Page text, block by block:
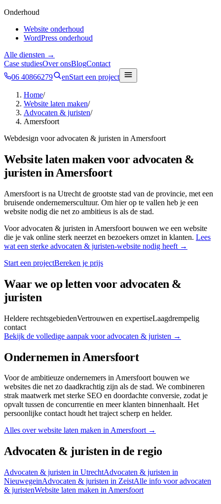
Onderhoud
Website onderhoud
WordPress onderhoud
Alle diensten →
Case studiesOver onsBlogContact
06 40866279
enStart een project
Home/
Website laten maken/
Advocaten & juristen/
Amersfoort
Webdesign vooradvocaten & juristen in Amersfoort
Website laten maken vooradvocaten &
juristen in Amersfoort
Amersfoort is na Utrecht de grootste stad van de provincie, met een
bruisende ondernemerscultuur. Om hier op te vallen heb je een
website nodig die net zo ambitieus is als de stad.
Vooradvocaten & juristen in Amersfoort bouwen we een website
die je vak online sterk neerzet en bezoekers omzet in klanten. Lees
wat een sterke advocaten & juristen-website nodig heeft →
Start een projectBereken je prijs
Waar we op letten vooradvocaten &
juristen
Heldere rechtsgebiedenVertrouwen en expertiseLaagdrempelig
contact
Bekijk de volledige aanpak vooradvocaten & juristen →
Ondernemen in Amersfoort
Voor de ambitieuze ondernemers in Amersfoort bouwen we
websites die net zo daadkrachtig zijn als de stad. We combineren
strak maatwerk met sterke SEO en doordachte conversie, zodat je
opvalt tussen de concurrentie en meer klanten binnenhaalt. Het
persoonlijke contact houdt het traject scherp en helder.
Alles over website laten maken inAmersfoort→
Advocaten & juristenin de regio
Advocaten & juristen in UtrechtAdvocaten & juristen in
NieuwegeinAdvocaten & juristen in ZeistAlle info vooradvocaten
& juristenWebsite laten maken in Amersfoort